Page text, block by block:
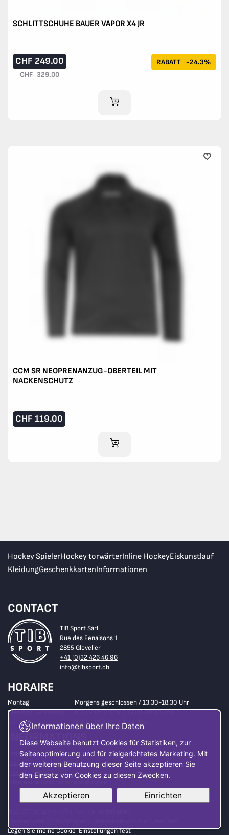
SCHLITTSCHUHE BAUER VAPOR X4 JR
RABATT -24.3%
CHF 249.00
CHF 329.00
IM WARENKORB
CCM SR NEOPRENANZUG-OBERTEIL MIT
NACKENSCHUTZ
CHF 119.00
IM WARENKORB
Hockey SpielerHockey torwärterInline HockeyEiskunstlauf
KleidungGeschenkkartenInformationen
CONTACT
TIB Sport Sàrl
Rue des Fenaisons 1
2855 Glovelier
+41 (0)32 426 46 96
info@tibsport.ch
HORAIRE
Montag
Morgens geschlossen / 13.30-18.30 Uhr
Dienstag bis Freitag
8.30 - 12.00 Uhr / 13.30-18.30 Uhr
Samstag
8.30 - 16.00 Uhr Non-Stop
INFORMATIONS
Laden
Verordnung Gebrauchtmaterial
Material mieten
Legen Sie meine Cookie-Einstellungen fest
Informationen über Ihre Daten
Diese Webseite benutzt Cookies für Statistiken, zur
Seitenoptimierung und für zielgerichtetes Marketing. Mit
der weiteren Benutzung dieser Seite akzeptieren Sie
den Einsatz von Cookies zu diesen Zwecken.
Akzeptieren
Einrichten